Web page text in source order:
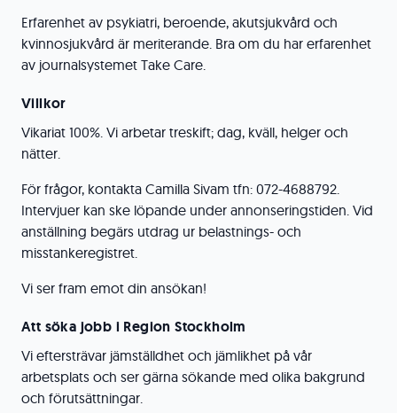
Erfarenhet av psykiatri, beroende, akutsjukvård och
kvinnosjukvård är meriterande. Bra om du har erfarenhet
av journalsystemet Take Care.
Villkor
Vikariat 100%. Vi arbetar treskift; dag, kväll, helger och
nätter.
För frågor, kontakta Camilla Sivam tfn: 072-4688792.
Intervjuer kan ske löpande under annonseringstiden. Vid
anställning begärs utdrag ur belastnings- och
misstankeregistret.
Vi ser fram emot din ansökan!
Att söka jobb i Region Stockholm
Vi eftersträvar jämställdhet och jämlikhet på vår
arbetsplats och ser gärna sökande med olika bakgrund
och förutsättningar.